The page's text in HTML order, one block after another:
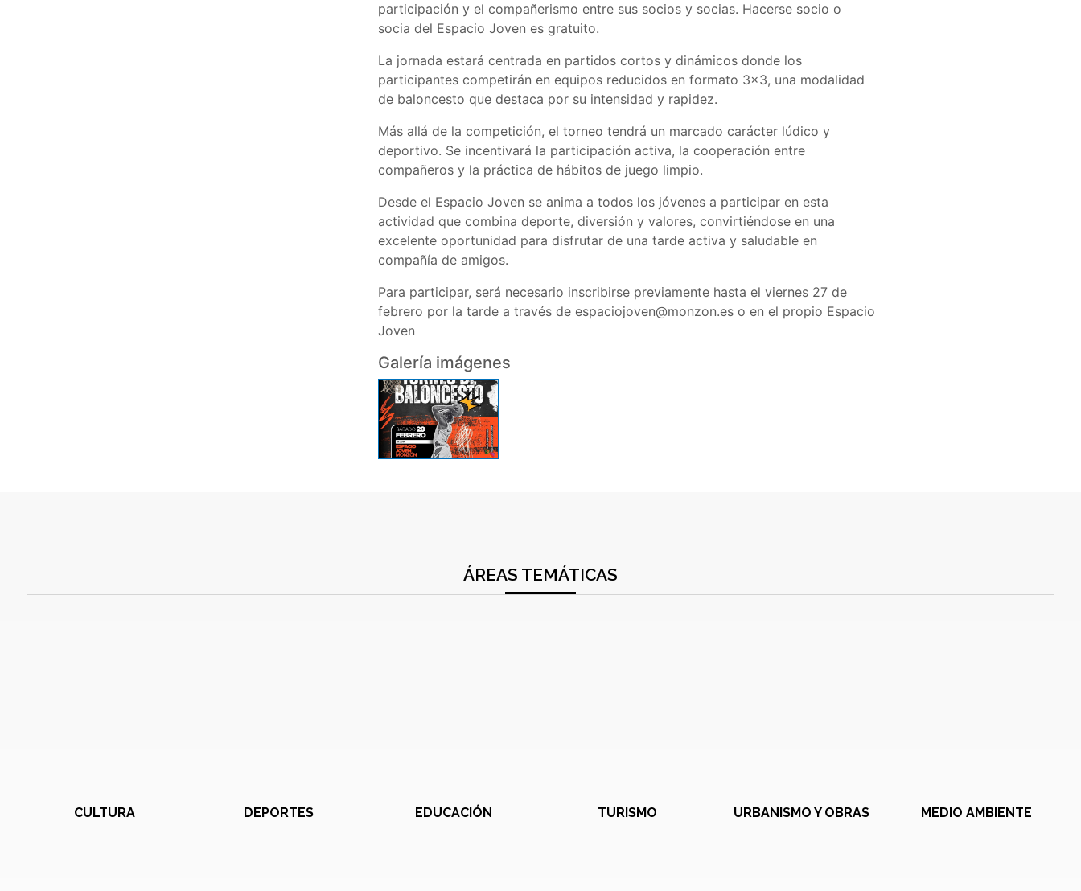
participación y el compañerismo entre sus socios y socias. Hacerse socio o
socia del Espacio Joven es gratuito.
La jornada estará centrada en partidos cortos y dinámicos donde los
participantes competirán en equipos reducidos en formato 3x3, una modalidad
de baloncesto que destaca por su intensidad y rapidez.
Más allá de la competición, el torneo tendrá un marcado carácter lúdico y
deportivo. Se incentivará la participación activa, la cooperación entre
compañeros y la práctica de hábitos de juego limpio.
Desde el Espacio Joven se anima a todos los jóvenes a participar en esta
actividad que combina deporte, diversión y valores, convirtiéndose en una
excelente oportunidad para disfrutar de una tarde activa y saludable en
compañía de amigos.
Para participar, será necesario inscribirse previamente hasta el viernes 27 de
febrero por la tarde a través de espaciojoven@monzon.es o en el propio Espacio
Joven
Galería imágenes
ÁREAS TEMÁTICAS
CULTURA DEPORTES EDUCACIÓN TURISMO URBANISMO Y OBRAS MEDIO AMBIENTE